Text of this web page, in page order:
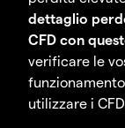
dettaglio
CFD con
verificare le
utilizzare i